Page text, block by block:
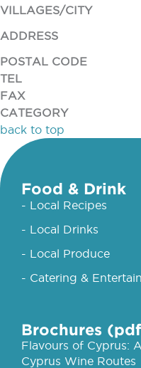
VILLAGES/CITY
ADDRESS
POSTAL CODE
TEL
FAX
CATEGORY
back to top
Food & Drink
- Local Recipes
- Local Drinks
- Local Produce
- Catering &
Brochures
Flavours of Cyprus:
Cyprus Wine Routes